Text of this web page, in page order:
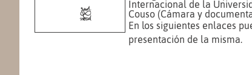
Internacional de la
Couso (Cámara y
En los siguientes enlaces
presentación de la misma.